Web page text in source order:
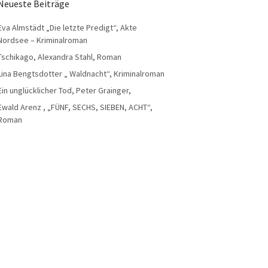
Beiträge
Almstädt „Die letzte Predigt“, Akte
– Kriminalroman
Alexandra Stahl, Roman
Bengtsdotter „ Waldnacht“, Kriminalroman
unglücklicher Tod, Peter Grainger,
Arenz , „FÜNF, SECHS, SIEBEN, ACHT“,